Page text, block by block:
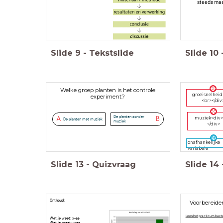
Slide 9 - Tekstslide
steeds
Slide 10
Welke groep planten is het controle
experiment?
A De planten met muziek B
De planten zonder
muziek
Slide 13 - Quizvraag
<br></
</div>
onafhankelijke
variabele
Slide 14
Onthoud:
Wat je weet: x-as
Lees het practicum